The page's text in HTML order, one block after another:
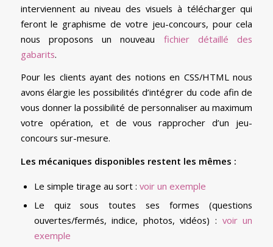
interviennent au niveau des visuels à télécharger qui
feront le graphisme de votre jeu-concours, pour cela
nous proposons un nouveau fichier détaillé des
gabarits.
Pour les clients ayant des notions en CSS/HTML nous
avons élargie les possibilités d’intégrer du code afin de
vous donner la possibilité de personnaliser au maximum
votre opération, et de vous rapprocher d’un jeu-
concours sur-mesure.
Les mécaniques disponibles restent les mêmes :
Le simple tirage au sort : voir un exemple
Le quiz sous toutes ses formes (questions
ouvertes/fermés, indice, photos, vidéos) : voir un
exemple